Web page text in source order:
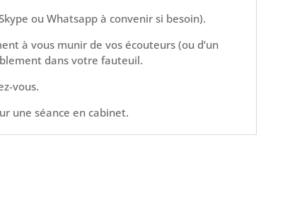
ou Whatsapp à convenir si besoin).
à vous munir de vos écouteurs (ou d’un
dans votre fauteuil.
vous.
une séance en cabinet.